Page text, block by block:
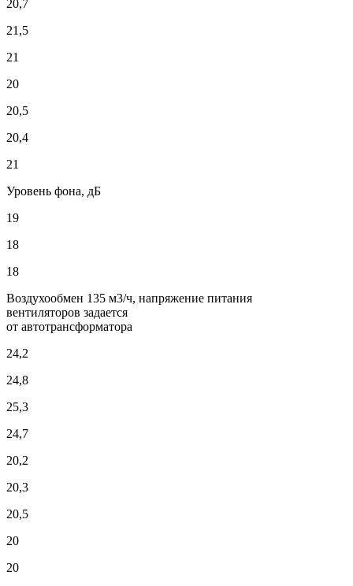
20,7
21,5
21
20
20,5
20,4
21
Уровень фона, дБ
19
18
18
Воздухообмен 135 м3/ч, напряжение питания
вентиляторов задается
от автотрансформатора
24,2
24,8
25,3
24,7
20,2
20,3
20,5
20
20